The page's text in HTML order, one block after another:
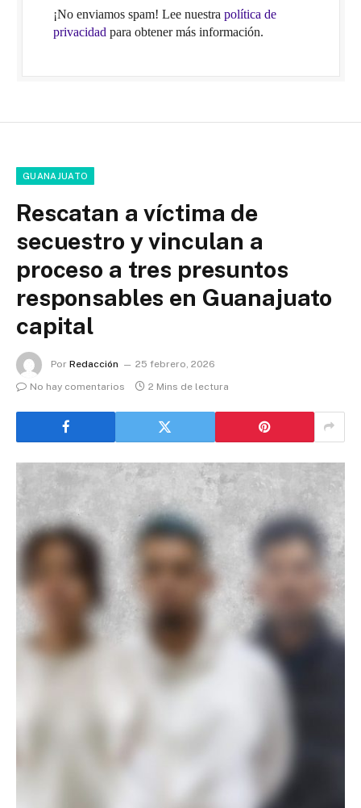
¡No enviamos spam! Lee nuestra política de
privacidad para obtener más información.
GUANAJUATO
Rescatan a víctima de
secuestro y vinculan a
proceso a tres presuntos
responsables en Guanajuato
capital
Por Redacción
25 febrero, 2026
No hay comentarios
2 Mins de lectura